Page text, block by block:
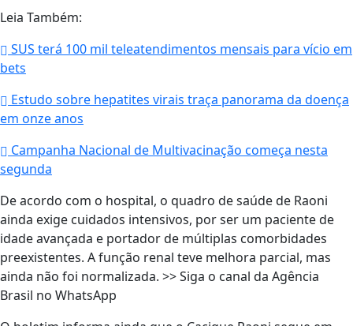
Leia Também:
SUS terá 100 mil teleatendimentos mensais para vício em
bets
Estudo sobre hepatites virais traça panorama da doença
em onze anos
Campanha Nacional de Multivacinação começa nesta
segunda
De acordo com o hospital, o quadro de saúde de Raoni
ainda exige cuidados intensivos, por ser um paciente de
idade avançada e portador de múltiplas comorbidades
preexistentes. A função renal teve melhora parcial, mas
ainda não foi normalizada. >> Siga o canal da Agência
Brasil no WhatsApp